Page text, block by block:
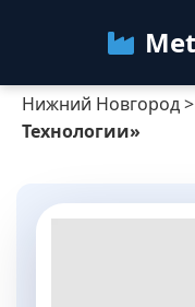
Нижний Новгород>
Технологии»